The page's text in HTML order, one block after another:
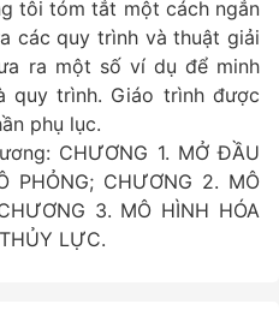
tôi tóm tắt một cách ngắn
các quy trình và thuật giải
ra một số ví dụ để minh
quy trình. Giáo trình được
phụ lục.
CHƯƠNG 1. MỞ ĐẦU
PHỎNG; CHƯƠNG 2. MÔ
3. MÔ HÌNH HÓA
LỰC.